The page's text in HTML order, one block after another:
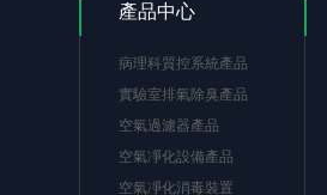
產品中心
病理科質控系統產品
實驗室排氣除臭產品
空氣過濾器產品
空氣凈化設備產品
空氣凈化消毒裝置